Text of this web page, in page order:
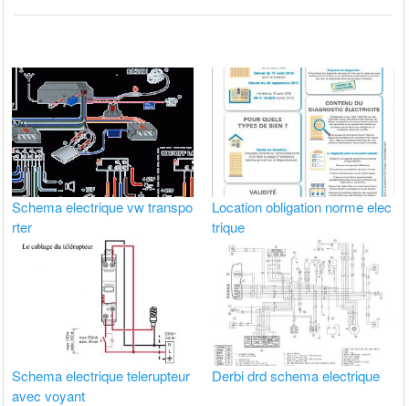
Schema electrique vw transpo
rter
Location obligation norme elec
trique
Schema electrique telerupteur
avec voyant
Derbi drd schema electrique